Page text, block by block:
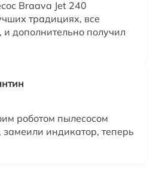
Braava Jet 240
традициях, все
дополнительно получил
роботом пылесосом
замеили индикатор, теперь